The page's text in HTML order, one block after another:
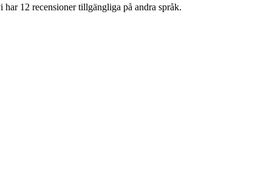
12 recensioner tillgängliga på andra språk.